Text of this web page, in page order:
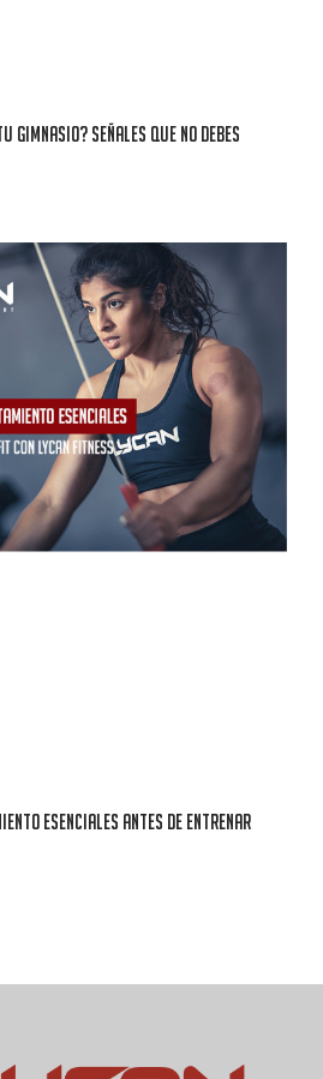
GIMNASIO? SEÑALES QUE NO DEBES
ESENCIALES ANTES DE ENTRENAR